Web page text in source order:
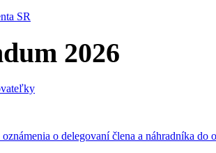
SR
2026
o delegovaní člena a náhradníka